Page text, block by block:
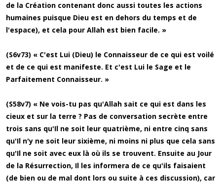
de la Création contenant donc aussi toutes les actions
humaines puisque Dieu est en dehors du temps et de
l'espace), et cela pour Allah est bien facile. »
(S6v73) « C'est Lui (Dieu) le Connaisseur de ce qui est voilé
et de ce qui est manifeste. Et c'est Lui le Sage et le
Parfaitement Connaisseur. »
(S58v7) « Ne vois-tu pas qu'Allah sait ce qui est dans les
cieux et sur la terre ? Pas de conversation secrète entre
trois sans qu'Il ne soit leur quatrième, ni entre cinq sans
qu'Il n'y ne soit leur sixième, ni moins ni plus que cela sans
qu'Il ne soit avec eux là où ils se trouvent. Ensuite au Jour
de la Résurrection, Il les informera de ce qu'ils faisaient
(de bien ou de mal dont lors ou suite à ces discussion), car